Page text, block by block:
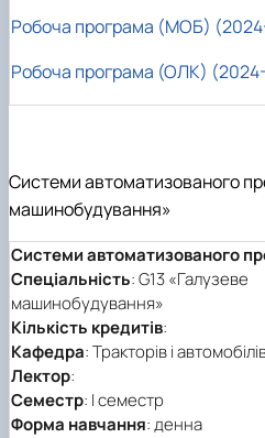
Робоча програма (МОБ)
Робоча програма (ОЛК) (2024-
Системи автоматизованого
машинобудування»
Системи автоматизованого
Спеціальність: G13 «Галузеве
машинобудування»
Кількість кредитів:
Кафедра: Тракторів і
Лектор:
Семестр: І семестр
Форма навчання: денна